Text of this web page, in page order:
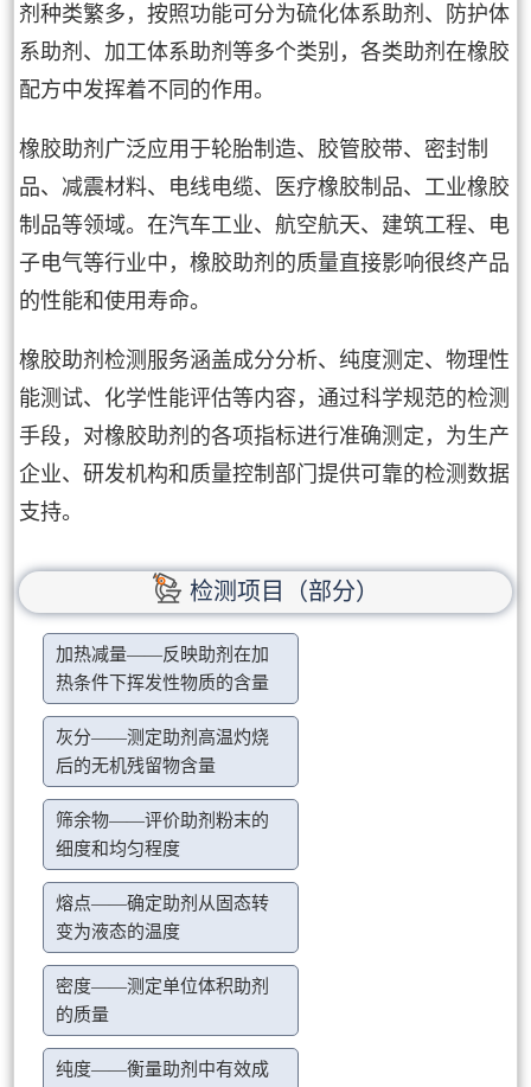
剂种类繁多，按照功能可分为硫化体系助剂、防护体
系助剂、加工体系助剂等多个类别，各类助剂在橡胶
配方中发挥着不同的作用。
橡胶助剂广泛应用于轮胎制造、胶管胶带、密封制
品、减震材料、电线电缆、医疗橡胶制品、工业橡胶
制品等领域。在汽车工业、航空航天、建筑工程、电
子电气等行业中，橡胶助剂的质量直接影响很终产品
的性能和使用寿命。
橡胶助剂检测服务涵盖成分分析、纯度测定、物理性
能测试、化学性能评估等内容，通过科学规范的检测
手段，对橡胶助剂的各项指标进行准确测定，为生产
企业、研发机构和质量控制部门提供可靠的检测数据
支持。
检测项目（部分）
加热减量——反映助剂在加
热条件下挥发性物质的含量
灰分——测定助剂高温灼烧
后的无机残留物含量
筛余物——评价助剂粉末的
细度和均匀程度
熔点——确定助剂从固态转
变为液态的温度
密度——测定单位体积助剂
的质量
纯度——衡量助剂中有效成